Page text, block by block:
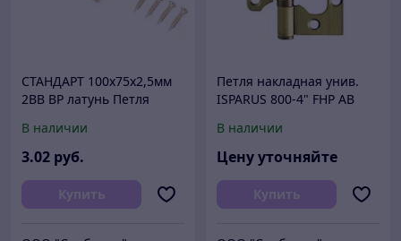
СТАНДАРТ 100х75х2,5мм
2BB BP латунь Петля
шт (100,20)
В наличии
3.02 руб.
Купить
Петля накладная унив.
ISPARUS 800-4" FHP AB
(100х72х2,5)
В наличии
Цену уточняйте
Купить